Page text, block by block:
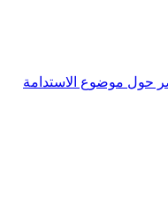
حول موضوع الاستدامة